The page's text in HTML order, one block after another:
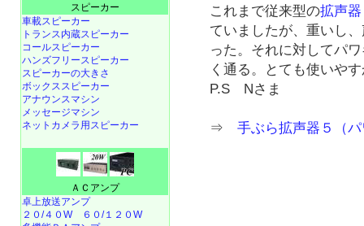
これまで従来型の拡声器
ていましたが、重いし
った。それに対してパ
く通る。とても使いや
P.S Nさま
⇒手ぶら拡声器５（
スピーカー
車載スピーカー
トランス内蔵スピーカー
コールスピーカー
ハンズフリースピーカー
スピーカーの大きさ
ボックススピーカー
アナウンスマシン
メッセージマシン
ネットカメラ用スピーカー
ＡＣアンプ
卓上放送アンプ
２０/４０W
６０/１２０W